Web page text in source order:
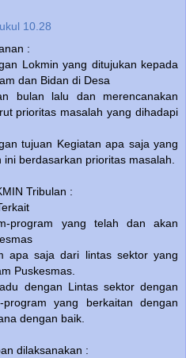
10.28
:
Lokmin yang ditujukan kepada
dan Bidan di Desa
bulan lalu dan merencanakan
prioritas masalah yang dihadapi
tujuan Kegiatan apa saja yang
berdasarkan prioritas masalah.
Tribulan :
program yang telah dan akan
apa saja dari lintas sektor yang
Puskesmas.
dengan Lintas sektor dengan
yang berkaitan dengan
dengan baik.
dilaksanakan :